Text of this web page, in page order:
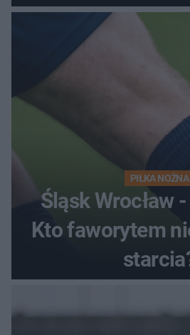
PIŁKA NOŻNA
Śląsk Wrocław
Kto faworytem